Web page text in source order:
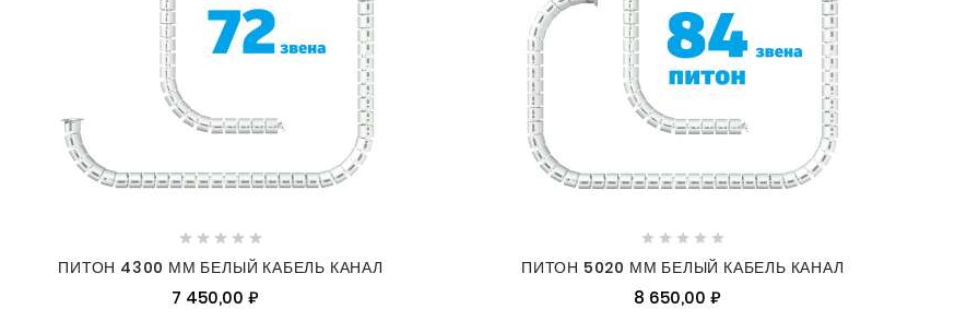
    
ПИТОН 4300 ММ БЕЛЫЙ КАБЕЛЬ КАНАЛ
7 450,00 ₽
    
ПИТОН 5020 ММ БЕЛЫЙ КАБЕЛЬ КАНАЛ
8 650,00 ₽